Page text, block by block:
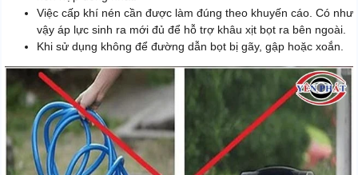
Việc cấp khí nén cần được làm đúng theo khuyến cáo. Có như
vậy áp lực sinh ra mới đủ để hỗ trợ khâu xịt bọt ra bên ngoài.
Khi sử dụng không để đường dẫn bọt bị gãy, gập hoặc xoắn.